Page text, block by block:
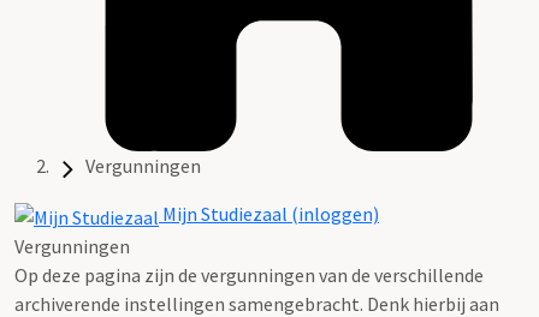
Vergunningen
Mijn Studiezaal (inloggen)
Vergunningen
Op deze pagina zijn de vergunningen van de verschillende
archiverende instellingen samengebracht. Denk hierbij aan